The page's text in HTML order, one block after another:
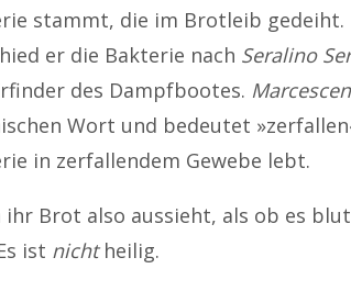
stammt, die im Brotleib
er die Bakterie nach Seralino
des Dampfbootes.
Wort und bedeutet
in zerfallendem Gewebe lebt.
ihr Brot also aussieht, als ob es
ist nichtheilig.